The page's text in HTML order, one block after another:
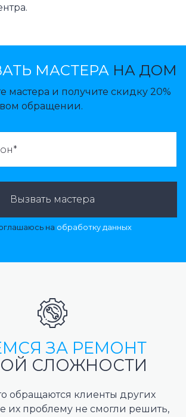
МАСТЕРА НА ДОМ
мастера и получите скидку 20%
обращении.
Вызвать мастера
на обработку данных
ЗА РЕМОНТ
СЛОЖНОСТИ
обращаются клиенты других
их проблему не смогли решить,